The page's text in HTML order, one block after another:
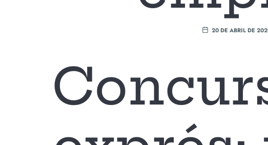
20 DE ABRIL DE